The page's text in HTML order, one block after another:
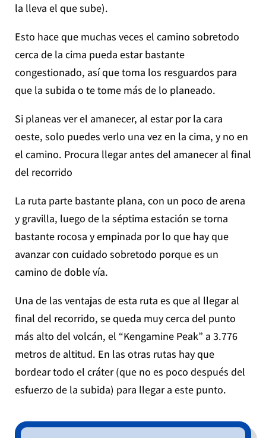
la lleva el que sube).
Esto hace que muchas veces el camino sobretodo
cerca de la cima pueda estar bastante
congestionado, así que toma los resguardos para
que la subida o te tome más de lo planeado.
Si planeas ver el amanecer, al estar por la cara
oeste, solo puedes verlo una vez en la cima, y no en
el camino. Procura llegar antes del amanecer al final
del recorrido
La ruta parte bastante plana, con un poco de arena
y gravilla, luego de la séptima estación se torna
bastante rocosa y empinada por lo que hay que
avanzar con cuidado sobretodo porque es un
camino de doble vía.
Una de las ventajas de esta ruta es que al llegar al
final del recorrido, se queda muy cerca del punto
más alto del volcán, el “Kengamine Peak” a 3.776
metros de altitud. En las otras rutas hay que
bordear todo el cráter (que no es poco después del
esfuerzo de la subida) para llegar a este punto.